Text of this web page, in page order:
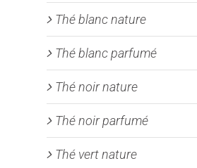
Thé blanc nature
Thé blanc parfumé
Thé noir nature
Thé noir parfumé
Thé vert nature